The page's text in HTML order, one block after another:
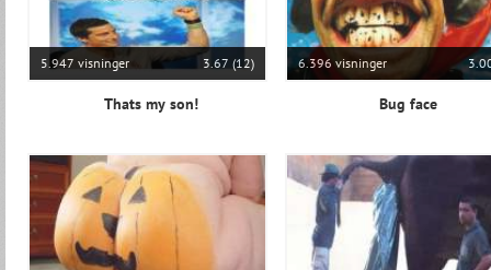
5.947 visninger 3.67 (12)
Thats my son!
6.396 visninger
Bug face